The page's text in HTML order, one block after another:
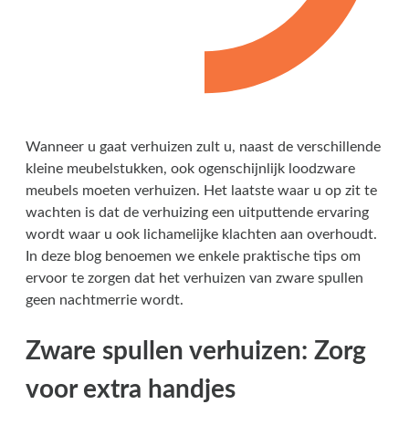
Wanneer u gaat verhuizen zult u, naast de verschillende
kleine meubelstukken, ook ogenschijnlijk loodzware
meubels moeten verhuizen. Het laatste waar u op zit te
wachten is dat de verhuizing een uitputtende ervaring
wordt waar u ook lichamelijke klachten aan overhoudt.
In deze blog benoemen we enkele praktische tips om
ervoor te zorgen dat het verhuizen van zware spullen
geen nachtmerrie wordt.
Zware spullen verhuizen: Zorg
voor extra handjes